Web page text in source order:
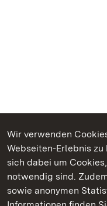
Wir verwenden
Webseiten-Erlebnis
sich dabei um
notwendig sind.
sowie anonymen
Kommen. Staunen.